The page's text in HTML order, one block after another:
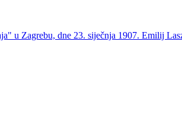
u Zagrebu, dne 23. siječnja 1907. Emilij